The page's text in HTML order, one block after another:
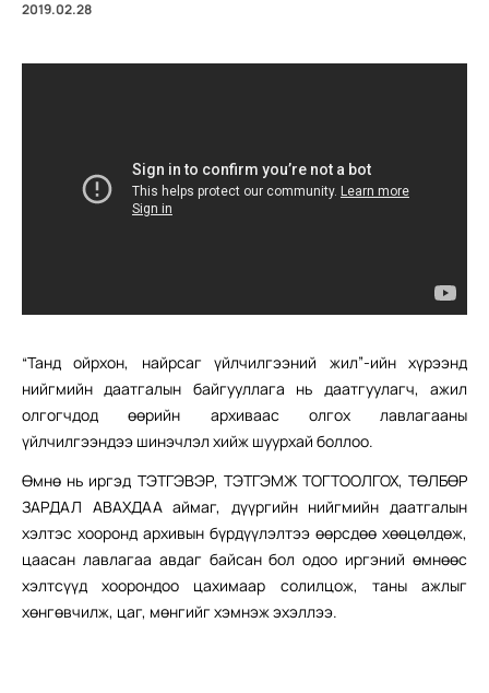
2019.02.28
“Танд ойрхон, найрсаг үйлчилгээний жил”-ийн хүрээнд
нийгмийн даатгалын байгууллага нь даатгуулагч, ажил
олгогчдод өөрийн архиваас олгох лавлагааны
үйлчилгээндээ шинэчлэл хийж шуурхай боллоо.
Өмнө нь иргэд ТЭТГЭВЭР, ТЭТГЭМЖ ТОГТООЛГОХ, ТӨЛБӨР
ЗАРДАЛ АВАХДАА аймаг, дүүргийн нийгмийн даатгалын
хэлтэс хооронд архивын бүрдүүлэлтээ өөрсдөө хөөцөлдөж,
цаасан лавлагаа авдаг байсан бол одоо иргэний өмнөөс
хэлтсүүд хоорондоо цахимаар солилцож, таны ажлыг
хөнгөвчилж, цаг, мөнгийг хэмнэж эхэллээ.